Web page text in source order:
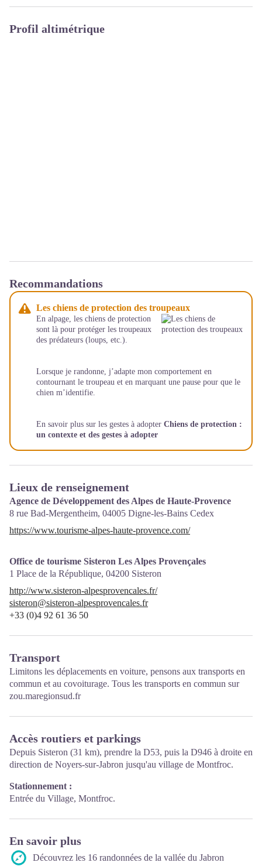
Profil altimétrique
Recommandations
Les chiens de protection des troupeaux
En alpage, les chiens de protection
sont là pour protéger les troupeaux
des prédateurs (loups, etc.).
Lorsque je randonne, j’adapte mon comportement en
contournant le troupeau et en marquant une pause pour que le
chien m’identifie.
En savoir plus sur les gestes à adopter Chiens de protection :
un contexte et des gestes à adopter
Lieux de renseignement
Agence de Développement des Alpes de Haute-Provence
8 rue Bad-Mergentheim, 04005 Digne-les-Bains Cedex
https://www.tourisme-alpes-haute-provence.com/
Office de tourisme Sisteron Les Alpes Provençales
1 Place de la République, 04200 Sisteron
http://www.sisteron-alpesprovencales.fr/
sisteron@sisteron-alpesprovencales.fr
+33 (0)4 92 61 36 50
Transport
Limitons les déplacements en voiture, pensons aux transports en
commun et au covoiturage. Tous les transports en commun sur
zou.maregionsud.fr
Accès routiers et parkings
Depuis Sisteron (31 km), prendre la D53, puis la D946 à droite en
direction de Noyers-sur-Jabron jusqu'au village de Montfroc.
Stationnement :
Entrée du Village, Montfroc.
En savoir plus
Découvrez les 16 randonnées de la vallée du Jabron